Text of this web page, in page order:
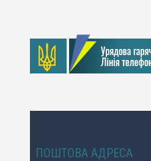
ПОШТОВА АДРЕСА